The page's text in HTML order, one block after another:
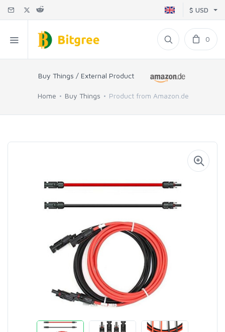
$ USD
0
Buy Things / External Product
Home Buy Things Product from Amazon.de